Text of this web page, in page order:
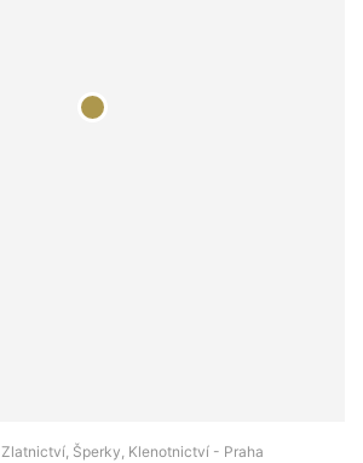
Zlatnictví, Šperky, Klenotnictví - Praha